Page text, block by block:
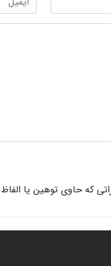
که حاوی توهین یا